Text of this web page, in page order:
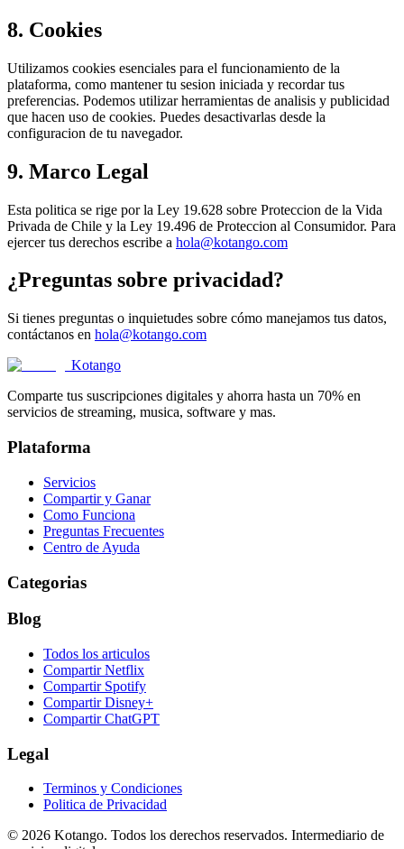
8. Cookies
Utilizamos cookies esenciales para el funcionamiento de la
plataforma, como mantener tu sesion iniciada y recordar tus
preferencias. Podemos utilizar herramientas de analisis y publicidad
que hacen uso de cookies. Puedes desactivarlas desde la
configuracion de tu navegador.
9. Marco Legal
Esta politica se rige por la Ley 19.628 sobre Proteccion de la Vida
Privada de Chile y la Ley 19.496 de Proteccion al Consumidor. Para
ejercer tus derechos escribe a hola@kotango.com
¿Preguntas sobre privacidad?
Si tienes preguntas o inquietudes sobre cómo manejamos tus datos,
contáctanos en hola@kotango.com
Kotango
Comparte tus suscripciones digitales y ahorra hasta un 70% en
servicios de streaming, musica, software y mas.
Plataforma
Servicios
Compartir y Ganar
Como Funciona
Preguntas Frecuentes
Centro de Ayuda
Categorias
Blog
Todos los articulos
Compartir Netflix
Compartir Spotify
Compartir Disney+
Compartir ChatGPT
Legal
Terminos y Condiciones
Politica de Privacidad
© 2026 Kotango. Todos los derechos reservados. Intermediario de